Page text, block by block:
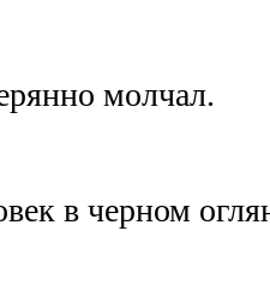
молчал.
в черном